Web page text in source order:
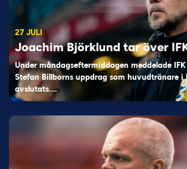
27 JULI
Joachim Björklund tar över
Under måndagseftermiddagen meddelade
Stefan Billborns uppdrag som huvudtränare i
avslutats.…